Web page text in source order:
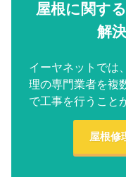
屋根に関す
解
イーヤネットでは
理の専門業者を複
で工事を行うこと
屋根修